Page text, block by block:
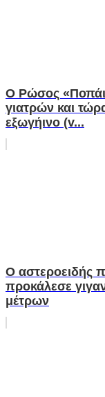
Ο Ρώσος
γιατρών και
εξωγήινο (v...
Ο αστεροειδής
προκάλεσε
μέτρων